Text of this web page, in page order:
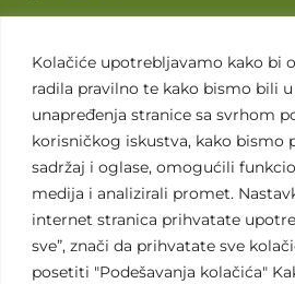
Kolačiće upotrebljavamo kako bi
radila pravilno te kako bismo bili
unapređenja stranice sa svrhom
korisničkog iskustva, kako bismo
sadržaj i oglase, omogućili
medija i analizirali promet.
internet stranica prihvatate
sve”, znači da prihvatate sve
posetiti "Podešavanja kolačića"
Svet poljoprivrede
Marketing usluge
Tražimo saradnike
Kontakt
Kontakt